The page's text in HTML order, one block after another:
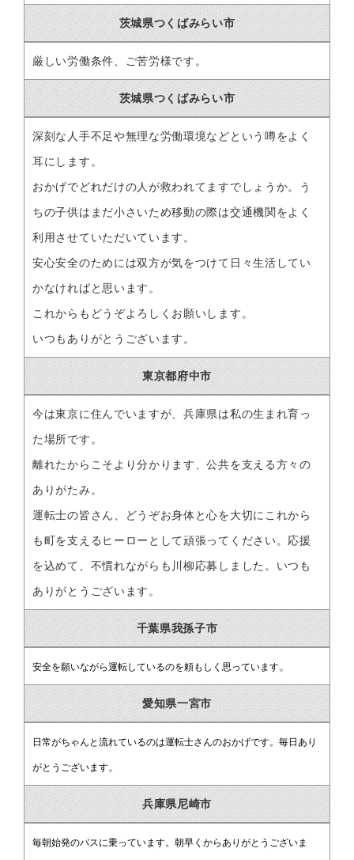
茨城県つくばみらい市
厳しい労働条件、ご苦労様です。
茨城県つくばみらい市
深刻な人手不足や無理な労働環境などという噂をよく
耳にします。
おかげでどれだけの人が救われてますでしょうか。う
ちの子供はまだ小さいため移動の際は交通機関をよく
利用させていただいています。
安心安全のためには双方が気をつけて日々生活してい
かなければと思います。
これからもどうぞよろしくお願いします。
いつもありがとうございます。
東京都府中市
今は東京に住んでいますが、兵庫県は私の生まれ育っ
た場所です。
離れたからこそより分かります、公共を支える方々の
ありがたみ。
運転士の皆さん、どうぞお身体と心を大切にこれから
も町を支えるヒーローとして頑張ってください。応援
を込めて、不慣れながらも川柳応募しました。いつも
ありがとうございます。
千葉県我孫子市
安全を願いながら運転しているのを頼もしく思っています。
愛知県一宮市
日常がちゃんと流れているのは運転士さんのおかげです。毎日あり
がとうございます。
兵庫県尼崎市
毎朝始発のバスに乗っています。朝早くからありがとうございま